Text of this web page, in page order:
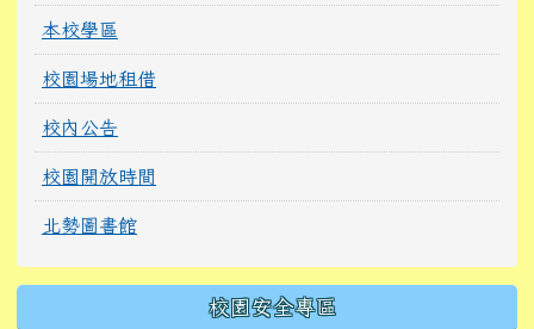
本校學區
校園場地租借
校內公告
校園開放時間
北勢圖書館
校園安全專區